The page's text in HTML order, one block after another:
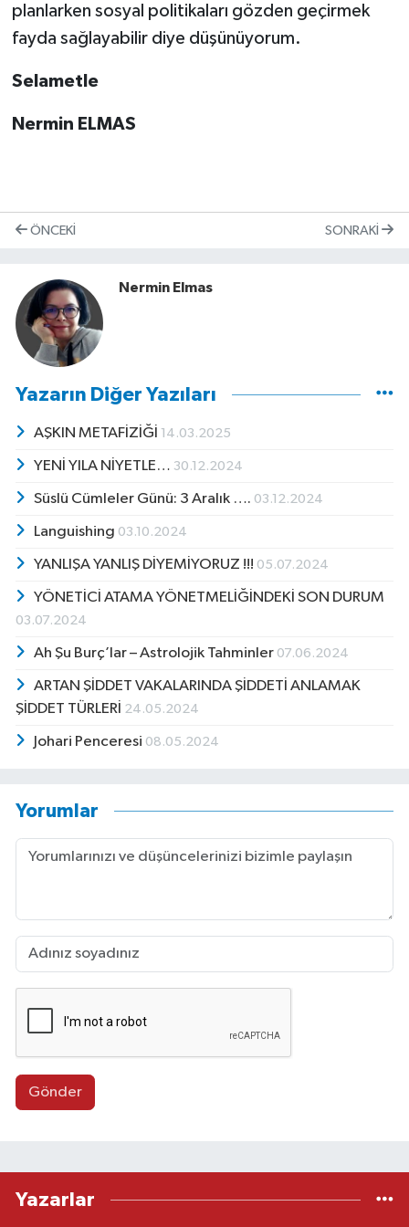
planlarken sosyal politikaları gözden geçirmek
fayda sağlayabilir diye düşünüyorum.
Selametle
Nermin ELMAS
ÖNCEKI SONRAKI
Nermin Elmas
Yazarın Diğer Yazıları
AŞKIN METAFİZİĞİ 14.03.2025
YENİ YILA NİYETLE… 30.12.2024
Süslü Cümleler Günü: 3 Aralık …. 03.12.2024
Languishing 03.10.2024
YANLIŞA YANLIŞ DİYEMİYORUZ !!! 05.07.2024
YÖNETİCİ ATAMA YÖNETMELİĞİNDEKİ SON DURUM
03.07.2024
Ah Şu Burç’lar – Astrolojik Tahminler 07.06.2024
ARTAN ŞİDDET VAKALARINDA ŞİDDETİ ANLAMAK
ŞİDDET TÜRLERİ 24.05.2024
Johari Penceresi 08.05.2024
Yorumlar
Gönder
Yazarlar